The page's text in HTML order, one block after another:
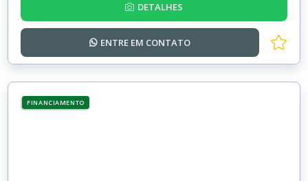
DETALHES
ENTRE EM CONTATO
FINANCIAMENTO